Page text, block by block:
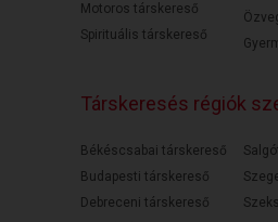
Motoros társkereső
Spirituális társkereső
Társkeresés régiók
Békéscsabai társkereső
Budapesti társkereső
Debreceni társkereső